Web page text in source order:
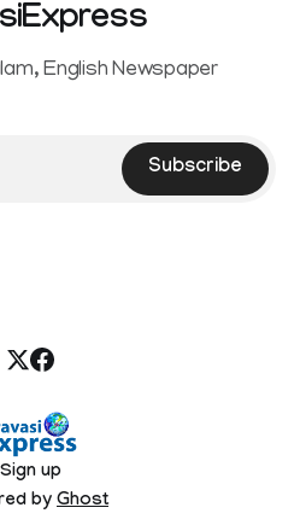
English Newspaper
Subscribe
Sign up
by Ghost